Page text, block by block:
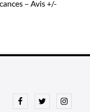
– Avis +/-
FacebookTwitterInstagram